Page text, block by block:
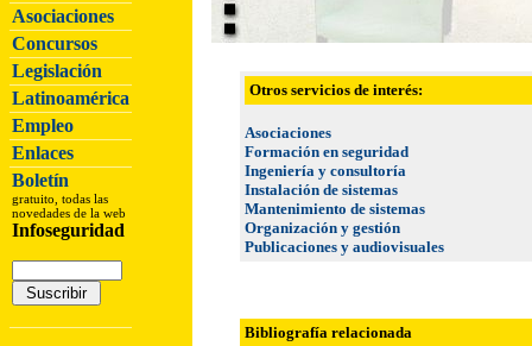
Asociaciones
Concursos
Legislación
Latinoamérica
Empleo
Enlaces
Boletín
gratuito, todas las
novedades de la web
Infoseguridad
Otros servicios de interés:
Asociaciones
Formación en seguridad
Ingeniería y consultoría
Instalación de sistemas
Mantenimiento de sistemas
Organización y gestión
Publicaciones y audiovisuales
Bibliografía relacionada